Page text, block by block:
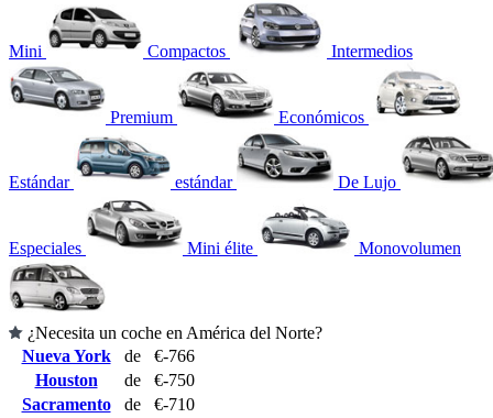
Mini Compactos Intermedios
Premium Económicos
Estándar estándar De Lujo
Especiales Mini élite Monovolumen
¿Necesita un coche en América del Norte?
Nueva York
de
€-766
Houston
de
€-750
Sacramento
de
€-710